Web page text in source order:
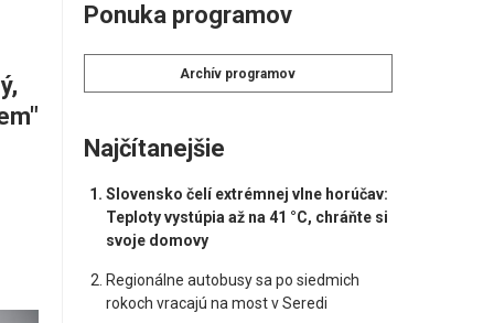
Ponuka programov
Archív programov
Najčítanejšie
Slovensko čelí extrémnej vlne horúčav:
Teploty vystúpia až na 41 °C, chráňte si
svoje domovy
Regionálne autobusy sa po siedmich
rokoch vracajú na most v Seredi